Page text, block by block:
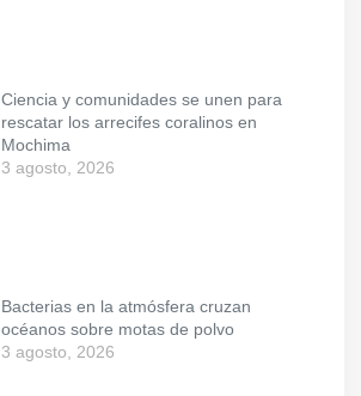
Ciencia y comunidades se unen para
rescatar los arrecifes coralinos en
Mochima
3 agosto, 2026
Bacterias en la atmósfera cruzan
océanos sobre motas de polvo
3 agosto, 2026